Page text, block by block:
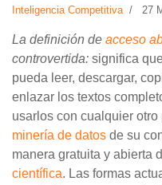
Inteligencia Competitiva 27
La definición de acceso
controvertida: significa
pueda leer, descargar,
enlazar los textos
usarlos con cualquier
minería de datos de su
manera gratuita y abierta
científica. Las formas